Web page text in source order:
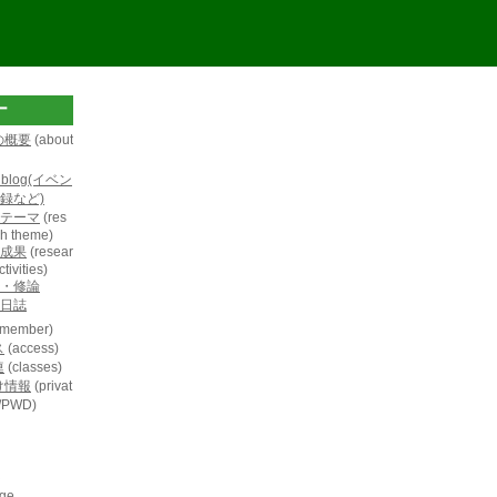
概要 (about
イベン
録など)
ーマ (res
theme)
果 (resear
修論
誌
(access)
(classes)
情報 (privat